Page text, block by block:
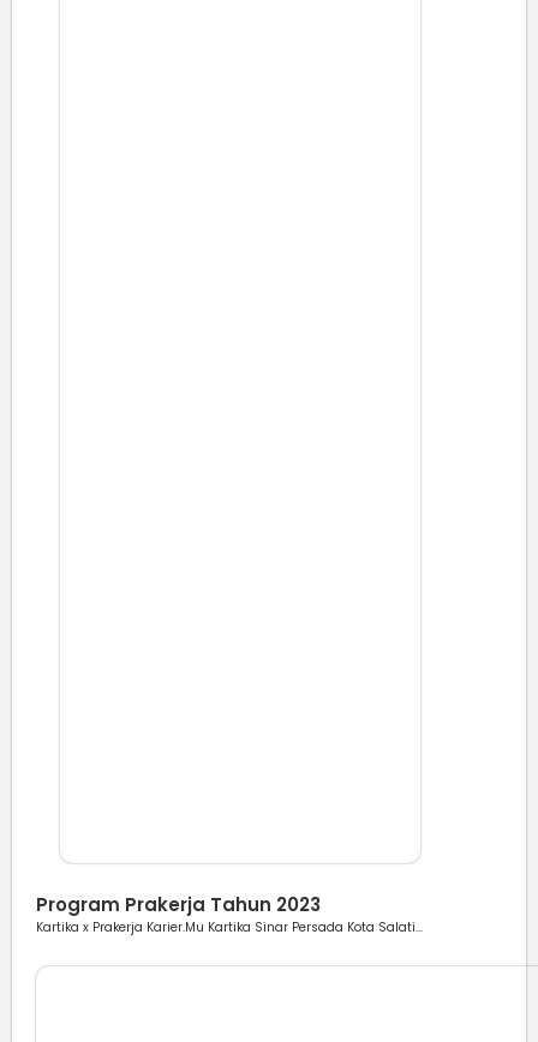
Program Prakerja Tahun 2023
Kartika x Prakerja Karier.Mu Kartika Sinar Persada Kota Salati...